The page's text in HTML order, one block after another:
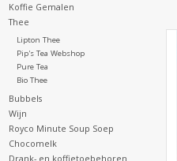
Koffie Gemalen
Thee
Lipton Thee
Pip's Tea Webshop
Pure Tea
Bio Thee
Bubbels
Wijn
Royco Minute Soup Soep
Chocomelk
Drank- en koffietoebehoren